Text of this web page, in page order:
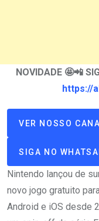
NOVIDADE 🤩📲
https://
VER NOSSO
SIGA NO
Nintendo lançou de
novo jogo gratuito
Android e iOS desde